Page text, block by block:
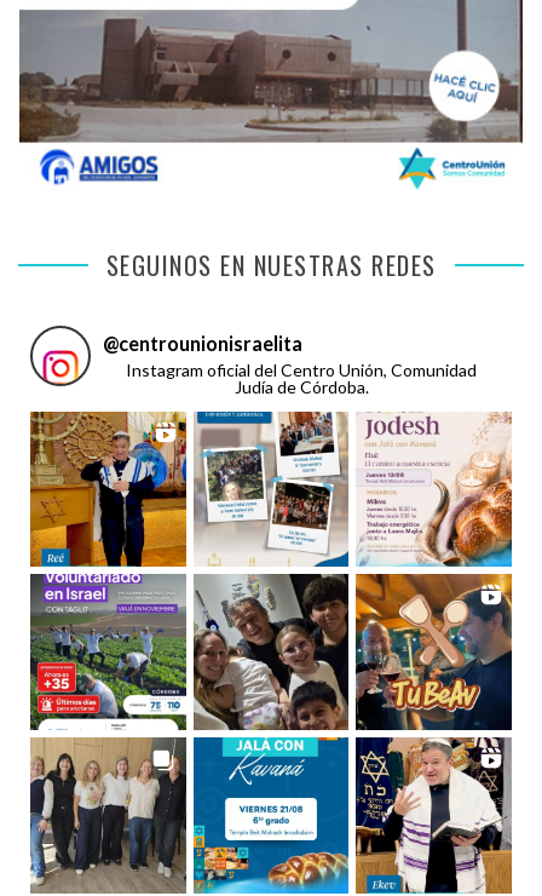
SEGUINOS EN NUESTRAS REDES
@centrounionisraelita
Instagram oficial del Centro Unión, Comunidad
Judía de Córdoba.